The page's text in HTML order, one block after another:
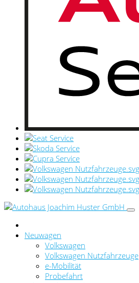
Neuwagen
Volkswagen
Volkswagen Nutzfahrzeuge
e-Mobilität
Probefahrt